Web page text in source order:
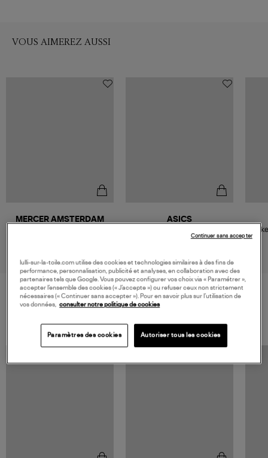
VOUS AIMEREZ AUSSI
MERCER AMSTERDAM
160,00 €
ASICS
Cream
VOS DERNIERS PRODUITS VUS
lulli-sur-la-toile.com utilise des cookies et technologies similaires à des fins de
performance, personnalisation, publicité et analyses, en collaboration avec des
partenaires tels que Google. Vous pouvez configurer vos choix via « Paramétrer »,
accepter l’ensemble des cookies (« J’accepte ») ou refuser ceux non strictement
nécessaires (« Continuer sans accepter »). Pour en savoir plus sur l’utilisation de
vos données,
consulter notre politique de cookies
Paramètres des cookies Autoriser tous les cookies
Continuer sans accepter